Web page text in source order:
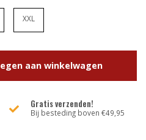
XXL
aan winkelwagen
Gratis verzenden!
Bij besteding boven €49,95